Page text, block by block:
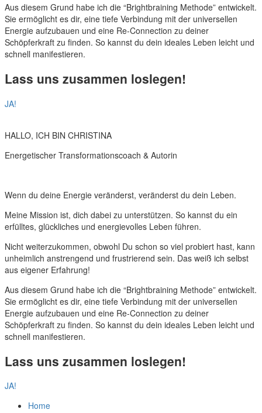
Aus diesem Grund habe ich die “Brightbraining Methode” entwickelt.
Sie ermöglicht es dir, eine tiefe Verbindung mit der universellen
Energie aufzubauen und eine Re-Connection zu deiner
Schöpferkraft zu finden. So kannst du dein ideales Leben leicht und
schnell manifestieren.
Lass uns zusammen loslegen!
JA!
HALLO, ICH BIN CHRISTINA
Energetischer Transformationscoach & Autorin
Wenn du deine Energie veränderst, veränderst du dein Leben.
Meine Mission ist, dich dabei zu unterstützen. So kannst du ein
erfülltes, glückliches und energievolles Leben führen.
Nicht weiterzukommen, obwohl Du schon so viel probiert hast, kann
unheimlich anstrengend und frustrierend sein. Das weiß ich selbst
aus eigener Erfahrung!
Aus diesem Grund habe ich die “Brightbraining Methode” entwickelt.
Sie ermöglicht es dir, eine tiefe Verbindung mit der universellen
Energie aufzubauen und eine Re-Connection zu deiner
Schöpferkraft zu finden. So kannst du dein ideales Leben leicht und
schnell manifestieren.
Lass uns zusammen loslegen!
JA!
Home